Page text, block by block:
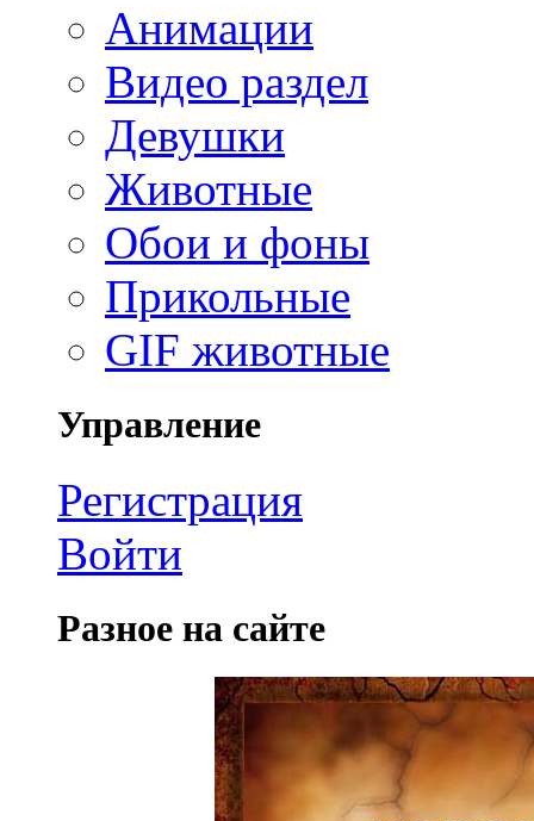
Анимации
Видео раздел
Девушки
Животные
Обои и фоны
Прикольные
GIF животные
Управление
Регистрация
Войти
Разное на сайте